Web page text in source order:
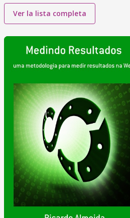
Ver la lista completa